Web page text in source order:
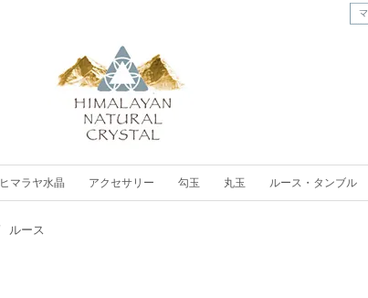
マラヤ水晶 アクセサリー 勾玉 丸玉 ルース・タンブル
ルース